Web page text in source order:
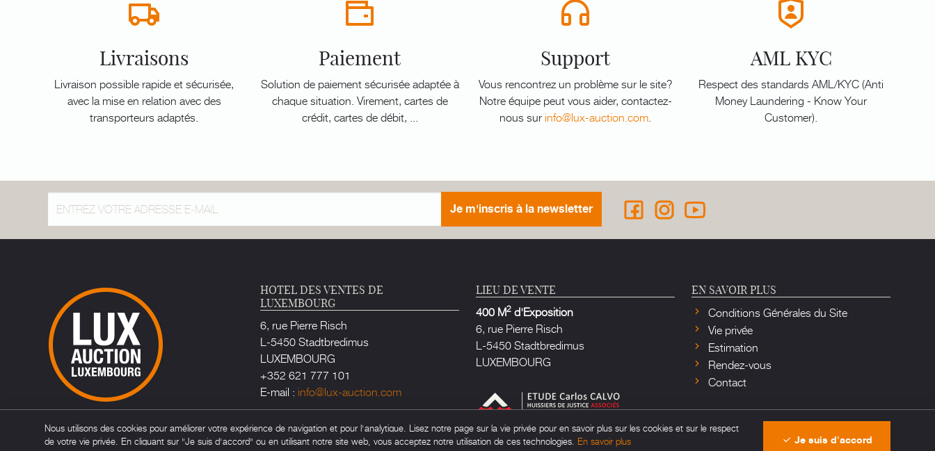
Livraisons
Livraison possible rapide et sécurisée,
avec la mise en relation avec des
transporteurs adaptés.
Paiement
Solution de paiement sécurisée adaptée à
chaque situation. Virement, cartes de
crédit, cartes de débit, ...
Support
Vous rencontrez un problème sur le site?
Notre équipe peut vous aider, contactez-
nous surinfo@lux-auction.com
AML KYC
Respect des standards AML/KYC (Anti
Money Laundering - Know Your
Customer).
Je m'inscris à la newsletter
HOTEL DES VENTES DE
LUXEMBOURG
6, rue Pierre Risch
L-5450 Stadtbredimus
LUXEMBOURG
+352 621 777 101
E-mail : info@lux-auction.com
Maître Carlos CALVO
LIEU DE VENTE
400 M2 d'Exposition
6, rue Pierre Risch
L-5450 Stadtbredimus
LUXEMBOURG
EN SAVOIR PLUS
Conditions Générales du Site
Vie privée
Estimation
Rendez-vous
Contact
Nous utilisons des cookies pour améliorer votre expérience de navigation et pour l'analytique. Lisez notre page sur la vie privée pour en savoir plus sur les cookies et sur le respect
de votre vie privée. En cliquant sur "Je suis d'accord" ou en utilisant notre site web, vous acceptez notre utilisation de ces technologies. En savoir plus Je suis d'accord